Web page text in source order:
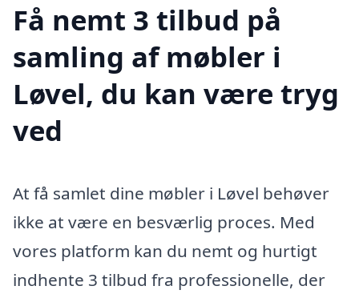
Få nemt 3 tilbud på
samling af møbler i
Løvel, du kan være tryg
ved
At få samlet dine møbler i Løvel behøver
ikke at være en besværlig proces. Med
vores platform kan du nemt og hurtigt
indhente 3 tilbud fra professionelle, der